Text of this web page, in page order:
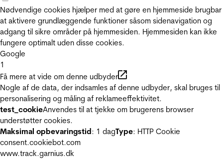
Nødvendige cookies hjælper med at gøre en hjemmeside
at aktivere grundlæggende funktioner såsom sidenavigation og
adgang til sikre områder på hjemmesiden. Hjemmesiden kan ikke
fungere optimalt uden disse cookies.
Google
1
Få mere at vide om denne udbyder
Nogle af de data, der indsamles af denne udbyder, skal bruges til
personalisering og måling af reklameeffektivitet.
test_cookieAnvendes til at tjekke om brugerens browser
understøtter cookies.
Maksimal opbevaringstid: 1 dagType: HTTP Cookie
consent.cookiebot.com
www.track.garnius.dk